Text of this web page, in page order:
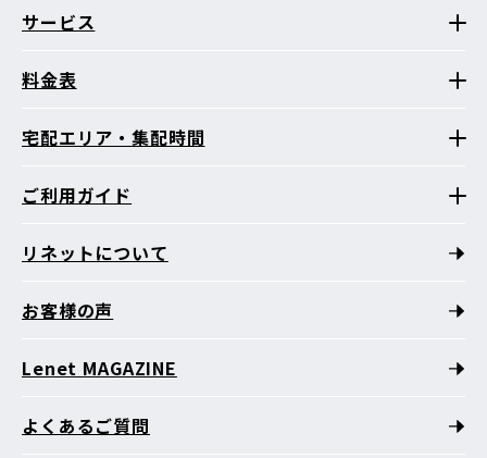
サービス
料金表
宅配エリア・集配時間
ご利用ガイド
リネットについて
お客様の声
Lenet MAGAZINE
よくあるご質問